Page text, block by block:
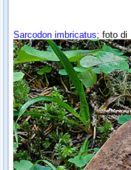
Sarcodon imbricatus; foto di